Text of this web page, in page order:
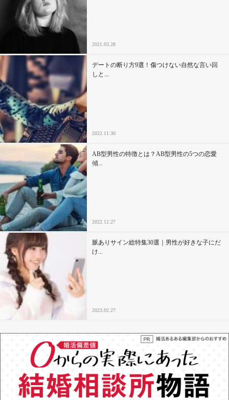
2021.03.28
デートの断り方9選！傷つけない自然な言い回
しと...
2022.11.30
AB型男性の特徴とは？AB型男性の5つの恋愛
傾...
2022.12.27
脈ありサイン総特集30選｜男性が好きな子にだ
け...
2023.02.27